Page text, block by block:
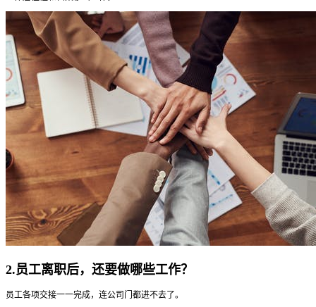
2.员工离职后，还要做哪些工作？
员工各项交接一一完成，连公司门都进不去了。